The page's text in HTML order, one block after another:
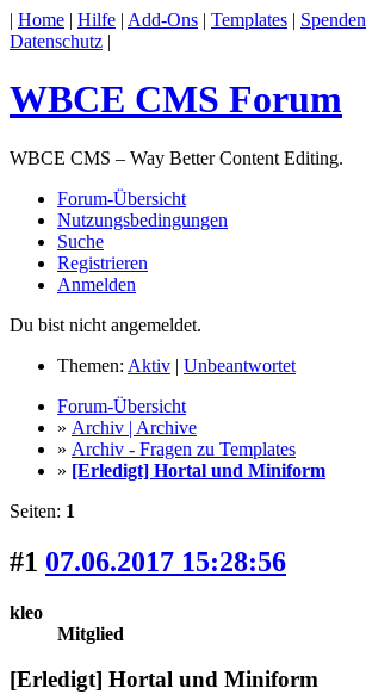
| Home | Hilfe | Add-Ons | Templates | Spenden
Datenschutz |
WBCE CMS Forum
WBCE CMS – Way Better Content Editing.
Forum-Übersicht
Nutzungsbedingungen
Suche
Registrieren
Anmelden
Du bist nicht angemeldet.
Themen: Aktiv | Unbeantwortet
Forum-Übersicht
» Archiv | Archive
» Archiv - Fragen zu Templates
» [Erledigt] Hortal und Miniform
Seiten: 1
#1 07.06.2017 15:28:56
kleo
Mitglied
[Erledigt] Hortal und Miniform